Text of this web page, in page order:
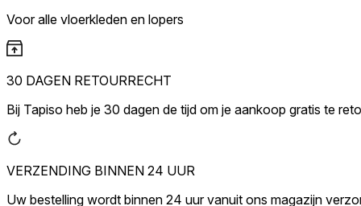
Voor alle vloerkleden en lopers
30 DAGEN RETOURRECHT
Bij Tapiso heb je 30 dagen de tijd om je aankoop gratis te
VERZENDING BINNEN 24 UUR
Uw bestelling wordt binnen 24 uur vanuit ons magazijn